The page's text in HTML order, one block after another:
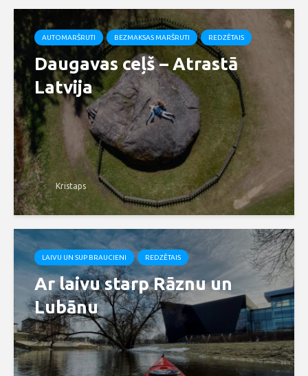
AUTOMARŠRUTI BEZMAKSAS MARŠRUTI REDZĒTAIS
Daugavas ceļš – Atrastā
Latvija
Kristaps
LAIVU UN SUP BRAUCIENI REDZĒTAIS
Ar laivu starp Rāznu un
Lubānu